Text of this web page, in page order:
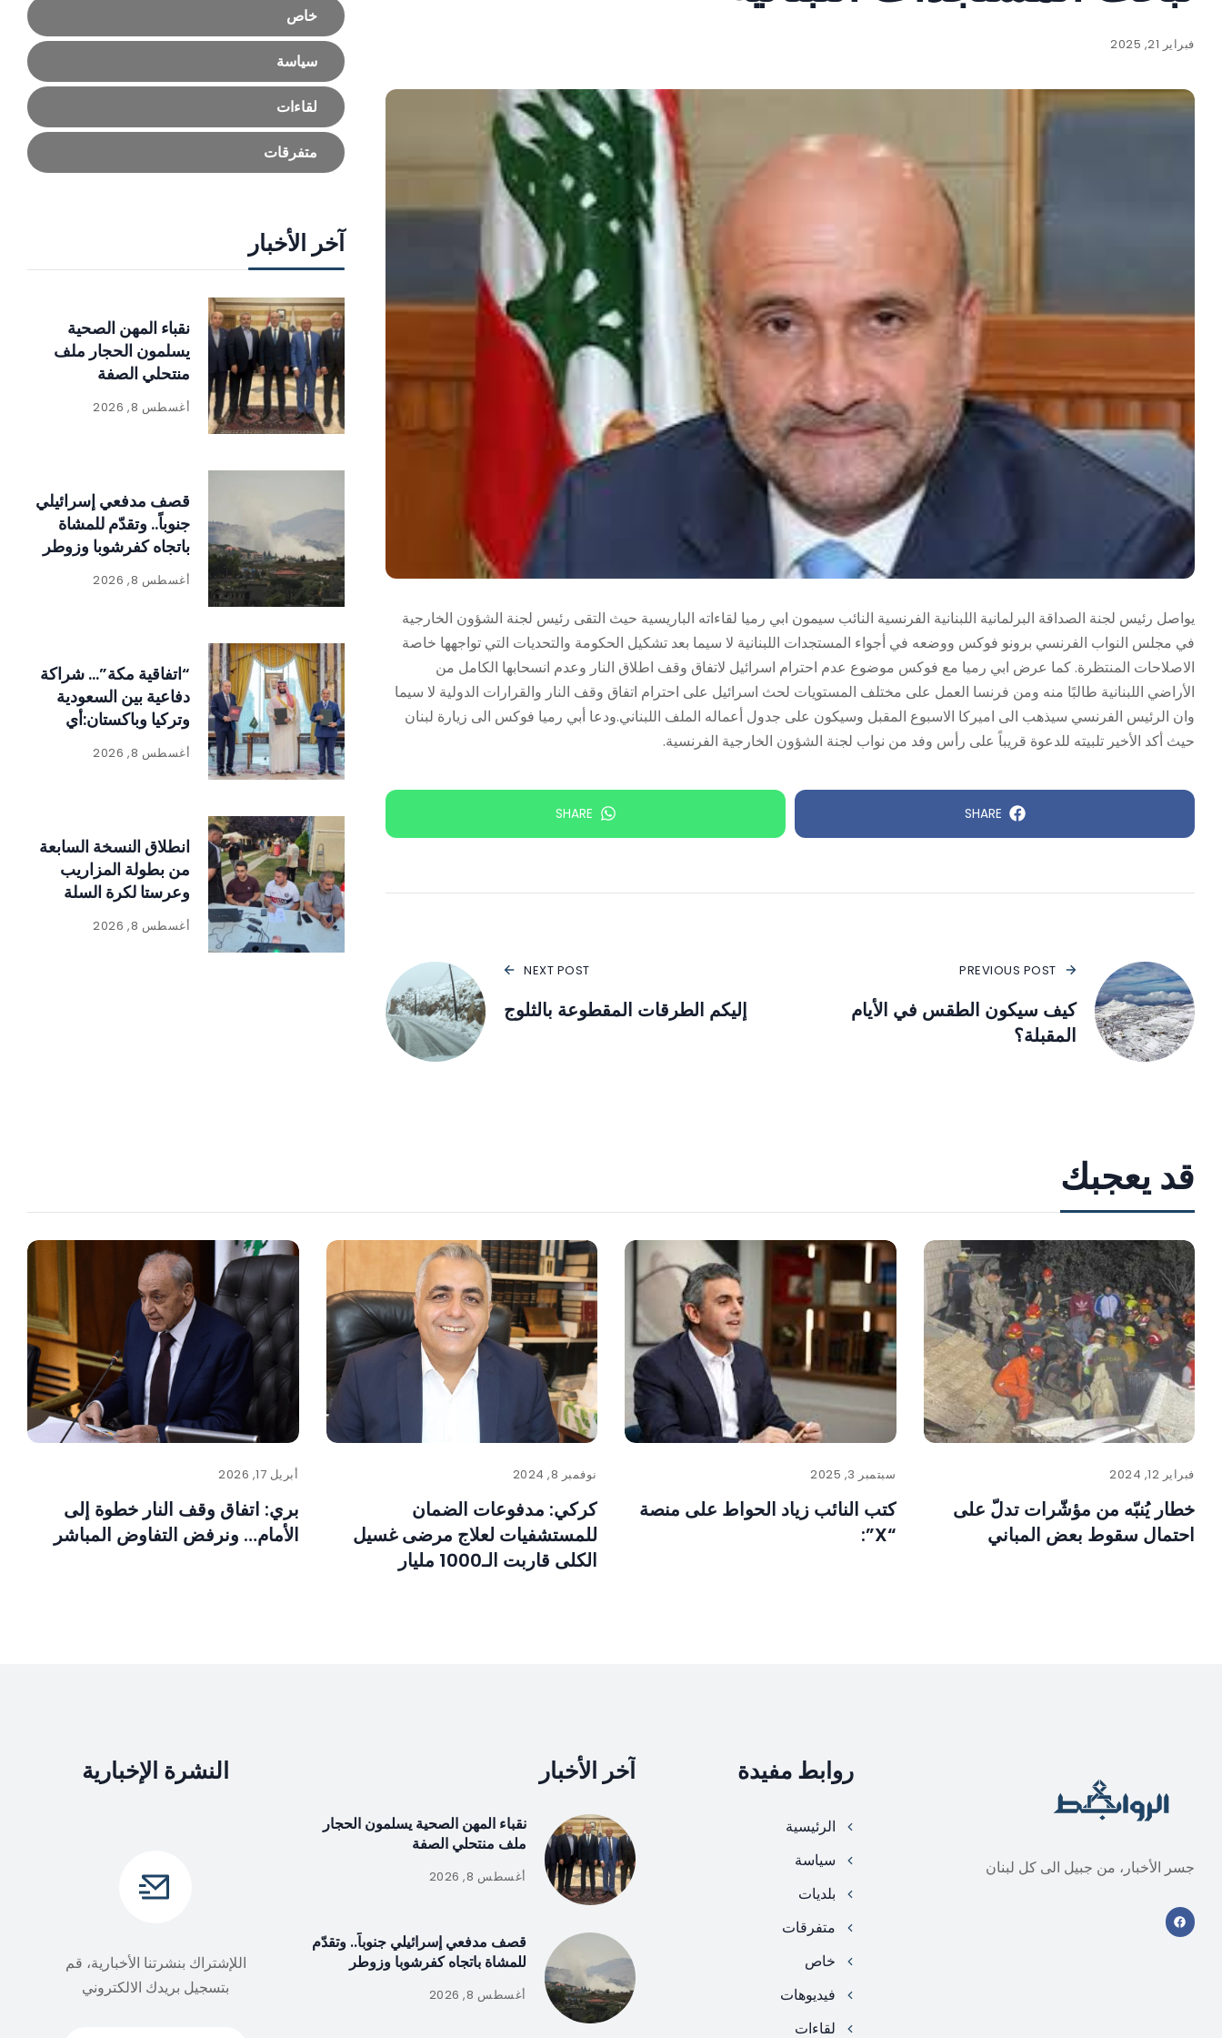
فبراير 21, 2025
يواصل رئيس لجنة الصداقة البرلمانية اللبنانية الفرنسية النائب سيمون ابي رميا لقاءاته الباريسية حيث التقى رئيس لجنة الشؤون الخارجية
في مجلس النواب الفرنسي برونو فوكس ووضعه في أجواء المستجدات اللبنانية لا سيما بعد تشكيل الحكومة والتحديات التي تواجهها خاصة
الاصلاحات المنتظرة. كما عرض ابي رميا مع فوكس موضوع عدم احترام اسرائيل لاتفاق وقف اطلاق النار وعدم انسحابها الكامل من
الأراضي اللبنانية طالبًا منه ومن فرنسا العمل على مختلف المستويات لحث اسرائيل على احترام اتفاق وقف النار والقرارات الدولية لا سيما
وان الرئيس الفرنسي سيذهب الى اميركا الاسبوع المقبل وسيكون على جدول أعماله الملف اللبناني.ودعا أبي رميا فوكس الى زيارة لبنان
حيث أكد الأخير تلبيته للدعوة قريباً على رأس وفد من نواب لجنة الشؤون الخارجية الفرنسية.
SHARE
SHARE
PREVIOUS POST
كيف سيكون الطقس في الأيام
المقبلة؟
NEXT POST
إليكم الطرقات المقطوعة بالثلوج
خاص
سياسة
لقاءات
متفرقات
آخر الأخبار
نقباء المهن الصحية
يسلمون الحجار ملف
منتحلي الصفة
أغسطس 8, 2026
قصف مدفعي إسرائيلي
جنوباً.. وتقدّم للمشاة
باتجاه كفرشوبا وزوطر
أغسطس 8, 2026
“اتفاقية مكة”… شراكة
دفاعية بين السعودية
وتركيا وباكستان:أي
اعتداء على إحداها
استهداف للدول الثلاث
أغسطس 8, 2026
انطلاق النسخة السابعة
من بطولة المزاريب
وعرستا لكرة السلة
وسط حضور رسمي
وجماهيري لافت
أغسطس 8, 2026
قد يعجبك
فبراير 12, 2024
خطار يُنبّه من مؤشّرات تدلّ على
احتمال سقوط بعض المباني
سبتمبر 3, 2025
كتب النائب زياد الحواط على منصة
“X”:
نوفمبر 8, 2024
كركي: مدفوعات الضمان
للمستشفيات لعلاج مرضى غسيل
الكلى قاربت الـ1000 مليار
أبريل 17, 2026
بري: اتفاق وقف النار خطوة إلى
الأمام… ونرفض التفاوض المباشر
جسر الأخبار، من جبيل الى كل لبنان
روابط مفيدة
الرئيسية
سياسة
بلديات
متفرقات
خاص
فيديوهات
لقاءات
آخر الأخبار
نقباء المهن الصحية يسلمون الحجار
ملف منتحلي الصفة
أغسطس 8, 2026
قصف مدفعي إسرائيلي جنوباً.. وتقدّم
للمشاة باتجاه كفرشوبا وزوطر
أغسطس 8, 2026
النشرة الإخبارية
اللإشتراك بنشرتنا الأخبارية، قم
بتسجيل بريدك الالكتروني